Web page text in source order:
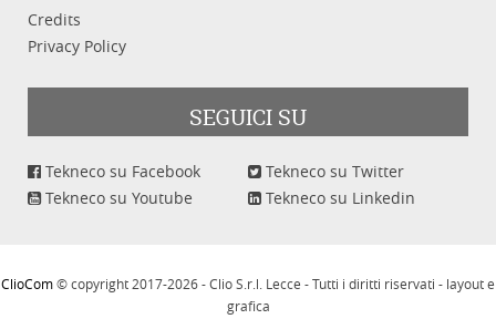
Credits
Privacy Policy
SEGUICI SU
Tekneco su Facebook
Tekneco su Twitter
Tekneco su Youtube
Tekneco su Linkedin
ClioCom© copyright 2017-2026 - Clio S.r.l. Lecce - Tutti i diritti riservati - layout e
grafica